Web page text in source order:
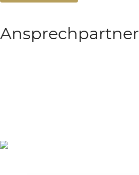
Ansprechpartner